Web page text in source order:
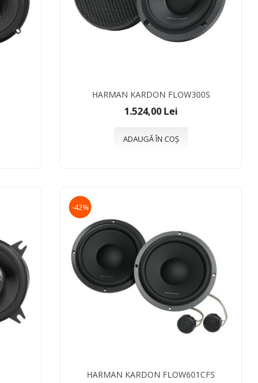
HARMAN KARDON FLOW300S
1.524,00 Lei
ADAUGĂ ÎN COȘ
-42%
HARMAN KARDON FLOW601CFS